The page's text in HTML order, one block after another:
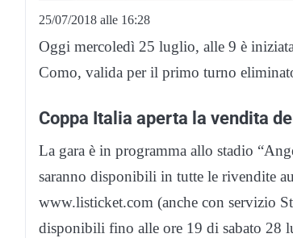
25/07/2018 alle 16:28
Oggi mercoledì 25 luglio, alle 9 è
Como, valida per il primo turno
Coppa Italia aperta la vendita
La gara è in programma allo stadio
saranno disponibili in tutte le rivendite
www.listicket.com (anche con servizio
disponibili fino alle ore 19 di sabato 28